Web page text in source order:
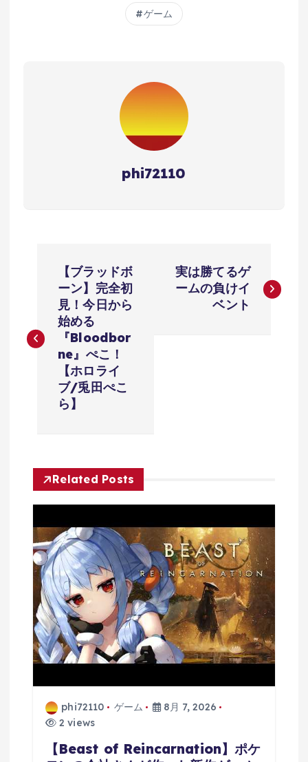
ゲーム
phi72110
ナ
シ
ョ
ン
【ブラッドボ
ーン】完全初
見！今日から
始める
『Bloodbor
ne』ぺこ！
【ホロライ
ブ/兎田ぺこ
ら】
実は勝てるゲ
ームの負けイ
ベント
Related Posts
phi72110 ゲーム
8月 7, 2026
2 views
【Beast of Reincarnation】ポケ